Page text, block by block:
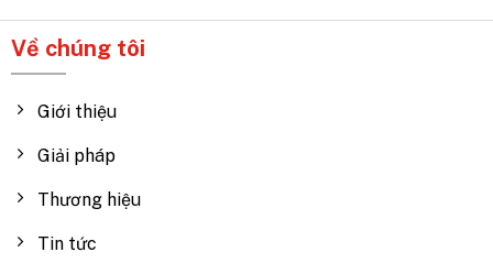
Về chúng tôi
Giới thiệu
Giải pháp
Thương hiệu
Tin tức